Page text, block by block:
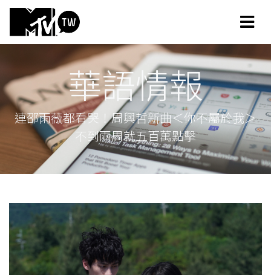
華語情報
連邵雨薇都看哭！周興哲新曲＜你不屬於我＞
不到兩周就五百萬點擊